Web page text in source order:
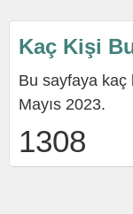
Kaç Kişi
Bu sayfaya kaç
Mayıs 2023.
1308